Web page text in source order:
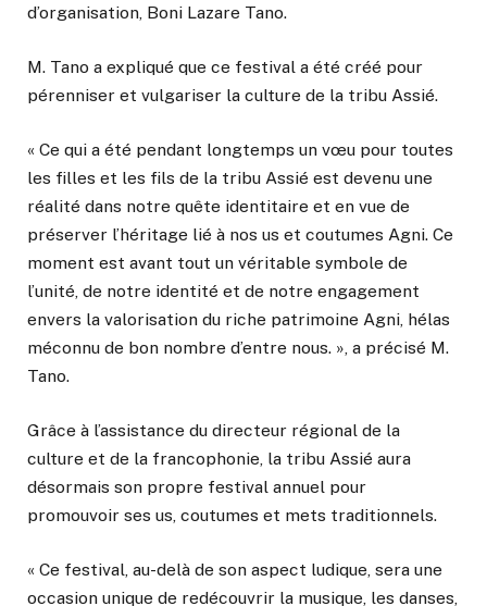
d’organisation, Boni Lazare Tano.
M. Tano a expliqué que ce festival a été créé pour
pérenniser et vulgariser la culture de la tribu Assié.
« Ce qui a été pendant longtemps un vœu pour toutes
les filles et les fils de la tribu Assié est devenu une
réalité dans notre quête identitaire et en vue de
préserver l’héritage lié à nos us et coutumes Agni. Ce
moment est avant tout un véritable symbole de
l’unité, de notre identité et de notre engagement
envers la valorisation du riche patrimoine Agni, hélas
méconnu de bon nombre d’entre nous. », a précisé M.
Tano.
Grâce à l’assistance du directeur régional de la
culture et de la francophonie, la tribu Assié aura
désormais son propre festival annuel pour
promouvoir ses us, coutumes et mets traditionnels.
« Ce festival, au-delà de son aspect ludique, sera une
occasion unique de redécouvrir la musique, les danses,